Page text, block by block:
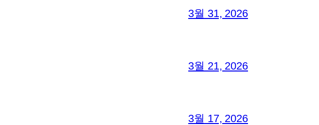
3월 31, 2026
3월 21, 2026
3월 17, 2026